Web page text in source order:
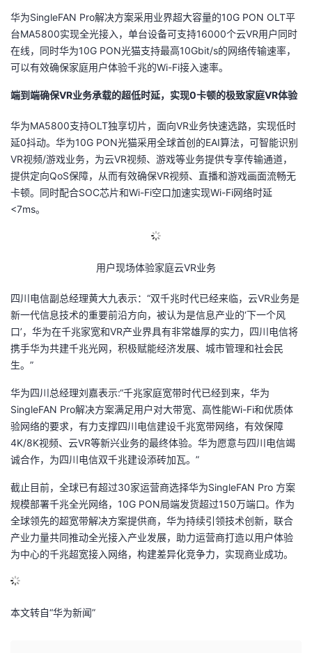
动
关
注
证
实
验
的
收
持
建
议
华为SingleFAN Pro解决方案采用业界超大容量的10G PON OLT平
台MA5800实现全光接入，单台设备可支持16000个云VR用户同时
在线，同时华为10G PON光猫支持最高10Gbit/s的网络传输速率，
可以有效确保家庭用户体验千兆的Wi-Fi接入速率。
端到端确保VR业务承载的超低时延，实现0卡顿的极致家庭VR体验
华为MA5800支持OLT独享切片，面向VR业务快速选路，实现低时
延0抖动。华为10G PON光猫采用全球首创的EAI算法，可智能识别
VR视频/游戏业务，为云VR视频、游戏等业务提供专享传输通道，
提供定向QoS保障，从而有效确保VR视频、直播和游戏画面流畅无
卡顿。同时配合SOC芯片和Wi-Fi空口加速实现Wi-Fi网络时延
<7ms。
用户现场体验家庭云VR业务
四川电信副总经理黄大九表示：“双千兆时代已经来临，云VR业务是
新一代信息技术的重要前沿方向，被认为是信息产业的‘下一个风
口’，华为在千兆家宽和VR产业界具有非常雄厚的实力，四川电信将
携手华为共建千兆光网，积极赋能经济发展、城市管理和社会民
生。”
华为四川总经理刘嘉表示:“千兆家庭宽带时代已经到来，华为
SingleFAN Pro解决方案满足用户对大带宽、高性能Wi-Fi和优质体
验网络的要求，有力支撑四川电信建设千兆宽带网络，有效保障
4K/8K视频、云VR等新兴业务的最终体验。华为愿意与四川电信竭
诚合作，为四川电信双千兆建设添砖加瓦。”
截止目前，全球已有超过30家运营商选择华为SingleFAN Pro 方案
规模部署千兆全光网络，10G PON局端发货超过150万端口。作为
全球领先的超宽带解决方案提供商，华为持续引领技术创新，联合
产业力量共同推动全光接入产业发展，助力运营商打造以用户体验
为中心的千兆超宽接入网络，构建差异化竞争力，实现商业成功。
本文转自“华为新闻”